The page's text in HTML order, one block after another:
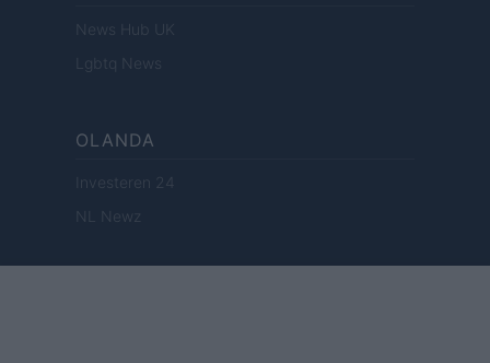
News Hub UK
Lgbtq News
OLANDA
Investeren 24
NL Newz